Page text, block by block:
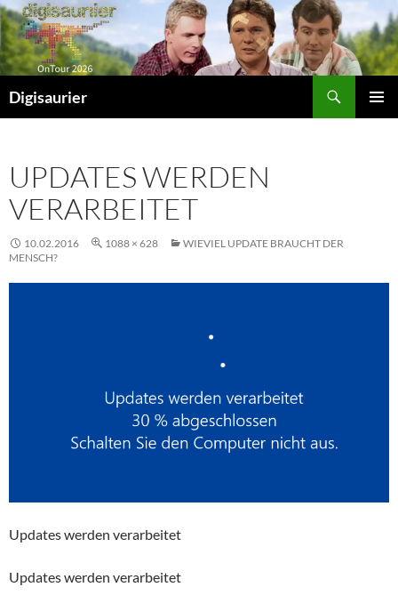
Zum
Inhalt
springen
Digisaurier
UPDATES WERDEN
VERARBEITET
10.02.2016 1088 × 628
WIEVIEL UPDATE BRAUCHT DER
MENSCH?
Updates werden verarbeitet
Updates werden verarbeitet